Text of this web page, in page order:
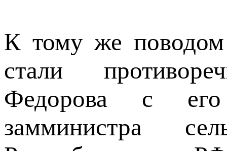
К тому же
стали
Федорова с
замминистра